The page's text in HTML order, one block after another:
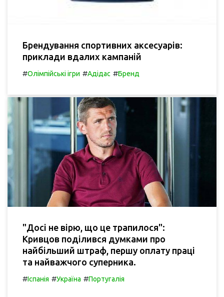
Брендування спортивних аксесуарів:
приклади вдалих кампаній
#Олімпійські ігри #Адідас #Бренд
"Досі не вірю, що це трапилося":
Кривцов поділився думками про
найбільший штраф, першу оплату праці
та найважчого суперника.
#Іспанія #Україна #Португалія